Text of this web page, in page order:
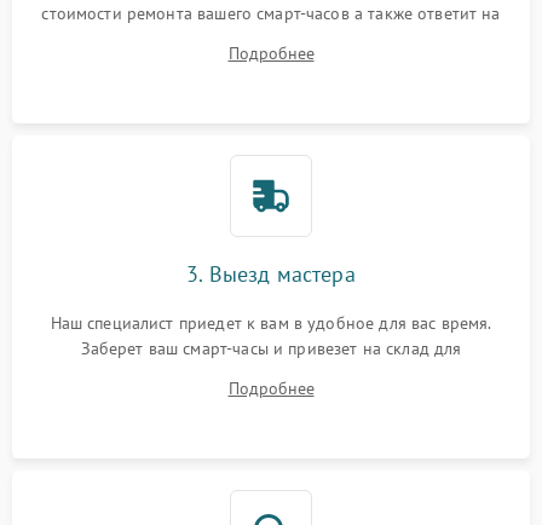
стоимости ремонта вашего смарт-часов а также ответит на
Подробнее
3. Выезд мастера
Наш специалист приедет к вам в удобное для вас время.
Заберет ваш смарт-часы и привезет на склад для
Подробнее